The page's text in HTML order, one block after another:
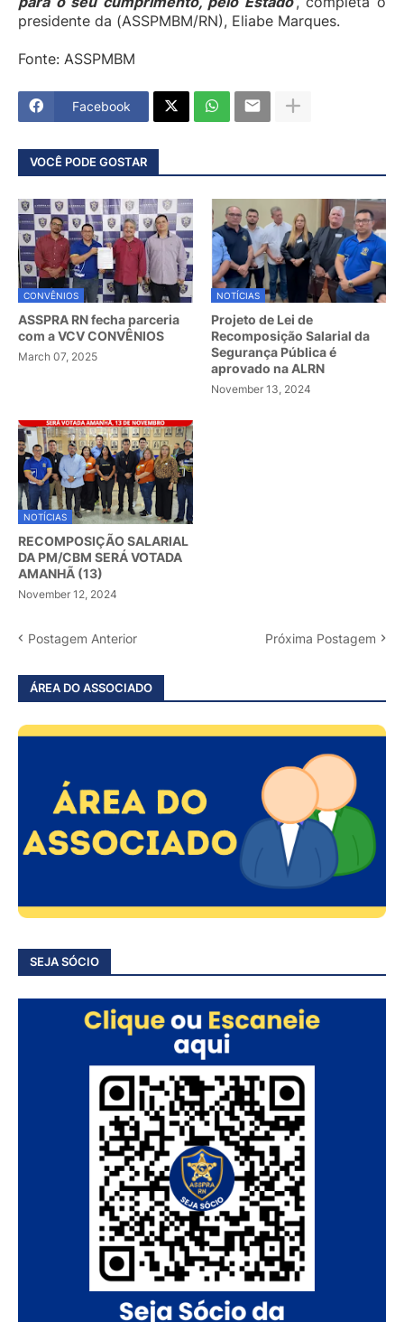
presidente da (ASSPMBM/RN), Eliabe Marques.
Fonte: ASSPMBM
Facebook
VOCÊ PODE GOSTAR
CONVÊNIOS
ASSPRA RN fecha parceria
com a VCV CONVÊNIOS
March 07, 2025
NOTÍCIAS
Projeto de Lei de
Recomposição Salarial da
Segurança Pública é
aprovado na ALRN
November 13, 2024
NOTÍCIAS
RECOMPOSIÇÃO SALARIAL
DA PM/CBM SERÁ VOTADA
AMANHÃ (13)
November 12, 2024
Postagem Anterior Próxima Postagem
ÁREA DO ASSOCIADO
SEJA SÓCIO